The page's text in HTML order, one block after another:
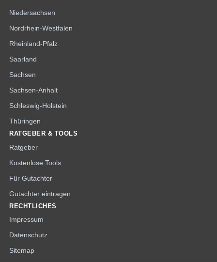
Niedersachsen
Nordrhein-Westfalen
Rheinland-Pfalz
Saarland
Sachsen
Sachsen-Anhalt
Schleswig-Holstein
Thüringen
RATGEBER & TOOLS
Ratgeber
Kostenlose Tools
Für Gutachter
Gutachter eintragen
RECHTLICHES
Impressum
Datenschutz
Sitemap